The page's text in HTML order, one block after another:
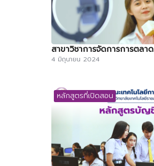
สาขาวิชาการจัดการการตลาด
4 มิถุนายน 2024
หลักสูตรที่เปิดสอน